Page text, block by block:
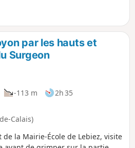
un départ en forêt, on termine sur
par les hauts et
Surgeon
-113 m
2h 35
Calais)
la Mairie-École de Lebiez, visite